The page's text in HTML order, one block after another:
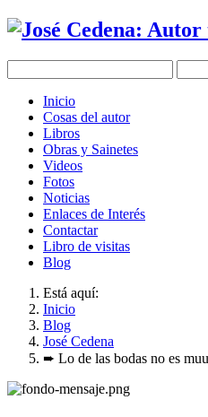
Inicio
Cosas del autor
Libros
Obras y Sainetes
Videos
Fotos
Noticias
Enlaces de Interés
Contactar
Libro de visitas
Blog
Está aquí:
Inicio
Blog
José Cedena
➨ Lo de las bodas no es